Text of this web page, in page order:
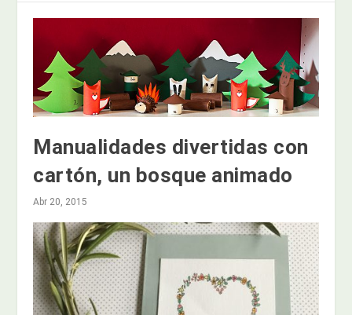
Manualidades divertidas con
cartón, un bosque animado
Abr 20, 2015